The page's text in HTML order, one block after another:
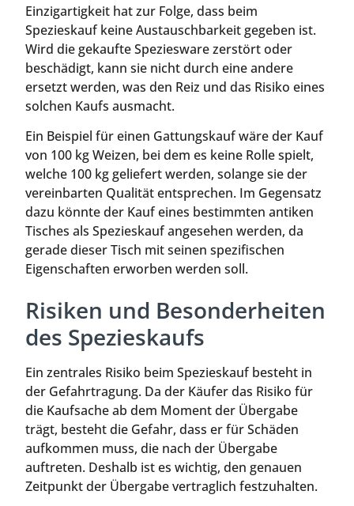
Einzigartigkeit hat zur Folge, dass beim
Spezieskauf keine Austauschbarkeit gegeben ist.
Wird die gekaufte Speziesware zerstört oder
beschädigt, kann sie nicht durch eine andere
ersetzt werden, was den Reiz und das Risiko eines
solchen Kaufs ausmacht.
Ein Beispiel für einen Gattungskauf wäre der Kauf
von 100 kg Weizen, bei dem es keine Rolle spielt,
welche 100 kg geliefert werden, solange sie der
vereinbarten Qualität entsprechen. Im Gegensatz
dazu könnte der Kauf eines bestimmten antiken
Tisches als Spezieskauf angesehen werden, da
gerade dieser Tisch mit seinen spezifischen
Eigenschaften erworben werden soll.
Risiken und Besonderheiten
des Spezieskaufs
Ein zentrales Risiko beim Spezieskauf besteht in
der Gefahrtragung. Da der Käufer das Risiko für
die Kaufsache ab dem Moment der Übergabe
trägt, besteht die Gefahr, dass er für Schäden
aufkommen muss, die nach der Übergabe
auftreten. Deshalb ist es wichtig, den genauen
Zeitpunkt der Übergabe vertraglich festzuhalten.